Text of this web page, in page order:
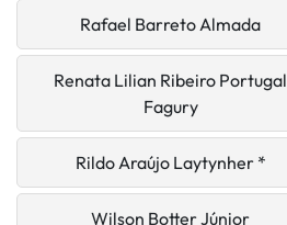
Rafael Barreto Almada
Renata Lilian Ribeiro Portugal
Fagury
Rildo Araújo Laytynher *
Wilson Botter Júnior